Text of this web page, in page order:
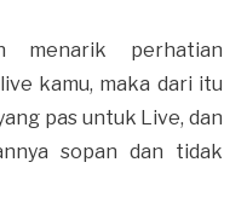
menarik perhatian
kamu, maka dari itu
pas untuk Live, dan
sopan dan tidak